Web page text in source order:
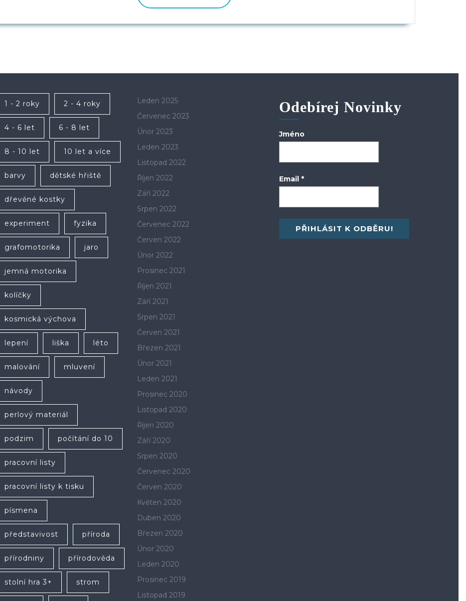
PŘÍSPĚVEK
1 - 2 roky 2 - 4 roky
4 - 6 let 6 - 8 let
8 - 10 let 10 let a více
barvy dětské hřiště
dřevěné kostky
experiment fyzika
grafomotorika jaro
jemná motorika
kolíčky
kosmická výchova
lepení liška léto
malování mluvení
návody
perlový materiál
podzim počítání do 10
pracovní listy
pracovní listy k tisku
písmena
představivost příroda
přírodniny přírodověda
stolní hra 3+ strom
Leden 2025
Červenec 2023
Únor 2023
Leden 2023
Listopad 2022
Říjen 2022
Září 2022
Srpen 2022
Červenec 2022
Červen 2022
Únor 2022
Prosinec 2021
Říjen 2021
Září 2021
Srpen 2021
Červen 2021
Březen 2021
Únor 2021
Leden 2021
Prosinec 2020
Listopad 2020
Říjen 2020
Září 2020
Srpen 2020
Červenec 2020
Červen 2020
Květen 2020
Duben 2020
Březen 2020
Únor 2020
Leden 2020
Prosinec 2019
Listopad 2019
Odebírej Novinky
Jméno
Email *